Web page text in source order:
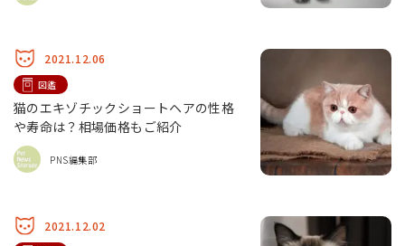
2021.12.06
図鑑
猫のエキゾチックショートヘアの性格
や寿命は？相場価格もご紹介
PNS編集部
2021.12.02